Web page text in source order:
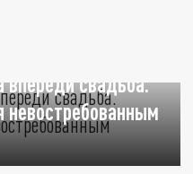
впереди свадьба.
невостребованным